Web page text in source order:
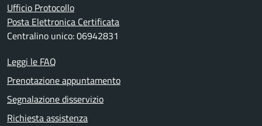
Ufficio Protocollo
Posta Elettronica Certificata
Centralino unico: 06942831
Leggi le FAQ
Prenotazione appuntamento
Segnalazione disservizio
Richiesta assistenza